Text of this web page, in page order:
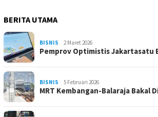
BERITA UTAMA
BISNIS 2 Maret 2026
Pemprov Optimistis Jakartasatu
BISNIS 5 Februari 2026
MRT Kembangan-Balaraja Bakal